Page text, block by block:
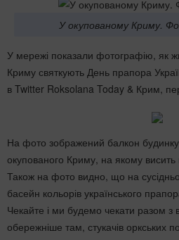
У окупованому Криму.
У мережі показали фотографію, як
Криму святкують День прапора
в Twitter Roksolana Today & Крим,
На фото зображений балкон
окупованого Криму, на якому
Також на фото видно, що на
басейн кольорів українського
Чекайте і ми будемо чекати разом з
обережніше там, стукачів оркських